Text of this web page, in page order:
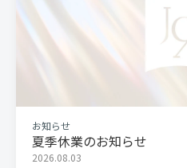
お知らせ
夏季休業のお知らせ
2026.08.03